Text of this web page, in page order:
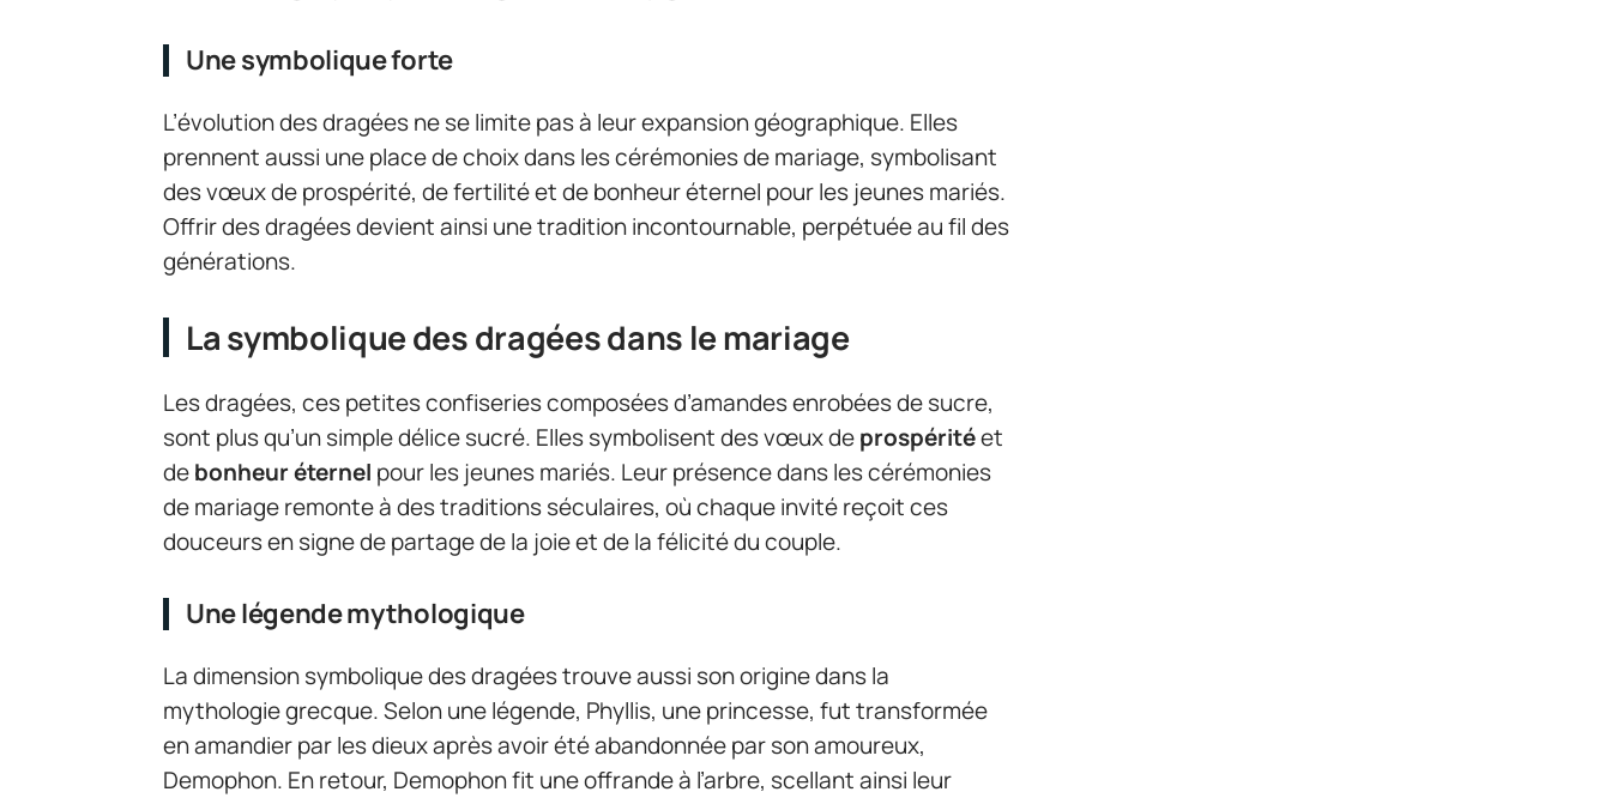
Une symbolique forte
L’évolution des dragées ne se limite pas à leur expansion géographique. Elles
prennent aussi une place de choix dans les cérémonies de mariage, symbolisant
des vœux de prospérité, de fertilité et de bonheur éternel pour les jeunes mariés.
Offrir des dragées devient ainsi une tradition incontournable, perpétuée au fil des
générations.
La symbolique des dragées dans le mariage
Les dragées, ces petites confiseries composées d’amandes enrobées de sucre,
sont plus qu’un simple délice sucré. Elles symbolisent des vœux deprospéritéet
debonheur éternel pour les jeunes mariés. Leur présence dans les cérémonies
de mariage remonte à des traditions séculaires, où chaque invité reçoit ces
douceurs en signe de partage de la joie et de la félicité du couple.
Une légende mythologique
La dimension symbolique des dragées trouve aussi son origine dans la
mythologie grecque. Selon une légende, Phyllis, une princesse, fut transformée
en amandier par les dieux après avoir été abandonnée par son amoureux,
Demophon. En retour, Demophon fit une offrande à l’arbre, scellant ainsi leur